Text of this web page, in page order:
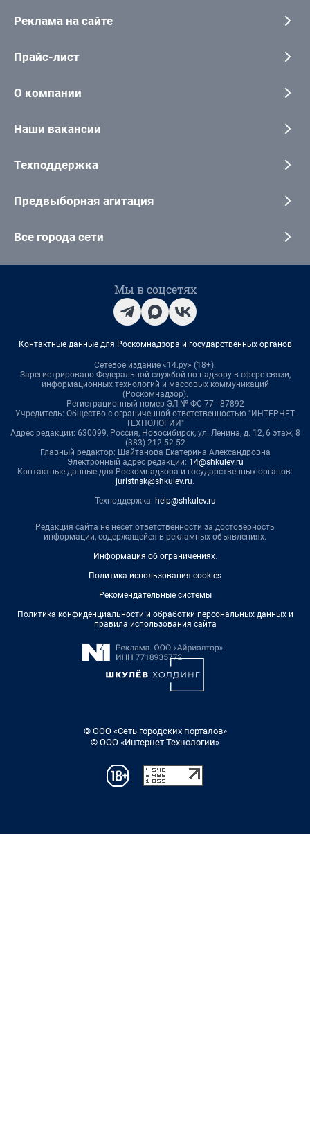
Реклама на сайте
Прайс-лист
О компании
Наши вакансии
Техподдержка
Предвыборная агитация
Все города сети
Мы в соцсетях
Контактные данные для Роскомнадзора и государственных органов
Сетевое издание «14.ру» (18+).
Зарегистрировано Федеральной службой по надзору в сфере связи,
информационных технологий и массовых коммуникаций
(Роскомнадзор).
Регистрационный номер ЭЛ № ФС 77 - 87892
Учредитель: Общество с ограниченной ответственностью "ИНТЕРНЕТ
ТЕХНОЛОГИИ"
Адрес редакции: 630099, Россия, Новосибирск, ул. Ленина, д. 12, 6 этаж, 8
(383) 212-52-52
Главный редактор: Шайтанова Екатерина Александровна
Электронный адрес редакции: 14@shkulev.ru
Контактные данные для Роскомнадзора и государственных органов:
juristnsk@shkulev.ru.
Техподдержка: help@shkulev.ru
Редакция сайта не несет ответственности за достоверность
информации, содержащейся в рекламных объявлениях.
Информация об ограничениях.
Политика использования cookies
Рекомендательные системы
Политика конфиденциальности и обработки персональных данных и
правила использования сайта
© ООО «Сеть городских порталов»
© ООО «Интернет Технологии»